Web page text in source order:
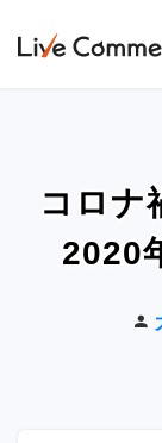
コロナ
2020